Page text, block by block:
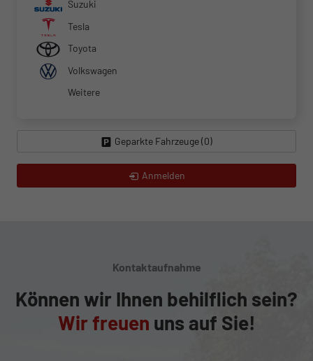
Suzuki
Tesla
Toyota
Volkswagen
Weitere
Geparkte Fahrzeuge (0)
Anmelden
Kontaktaufnahme
Können wir Ihnen behilflich sein?
Wir freuen uns auf Sie!